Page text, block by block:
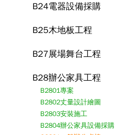
B24電器設備採購
B25木地板工程
B27展場舞台工程
B28辦公家具工程
B2801專案
B2802丈量設計繪圖
B2803安裝施工
B2804辦公家具設備採購